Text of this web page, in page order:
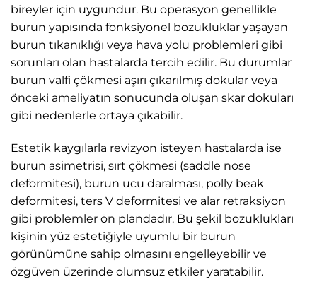
bireyler için uygundur. Bu operasyon genellikle
burun yapısında fonksiyonel bozukluklar yaşayan
burun tıkanıklığı veya hava yolu problemleri gibi
sorunları olan hastalarda tercih edilir. Bu durumlar
burun valfi çökmesi aşırı çıkarılmış dokular veya
önceki ameliyatın sonucunda oluşan skar dokuları
gibi nedenlerle ortaya çıkabilir.
Estetik kaygılarla revizyon isteyen hastalarda ise
burun asimetrisi, sırt çökmesi (saddle nose
deformitesi), burun ucu daralması, polly beak
deformitesi, ters V deformitesi ve alar retraksiyon
gibi problemler ön plandadır. Bu şekil bozuklukları
kişinin yüz estetiğiyle uyumlu bir burun
görünümüne sahip olmasını engelleyebilir ve
özgüven üzerinde olumsuz etkiler yaratabilir.